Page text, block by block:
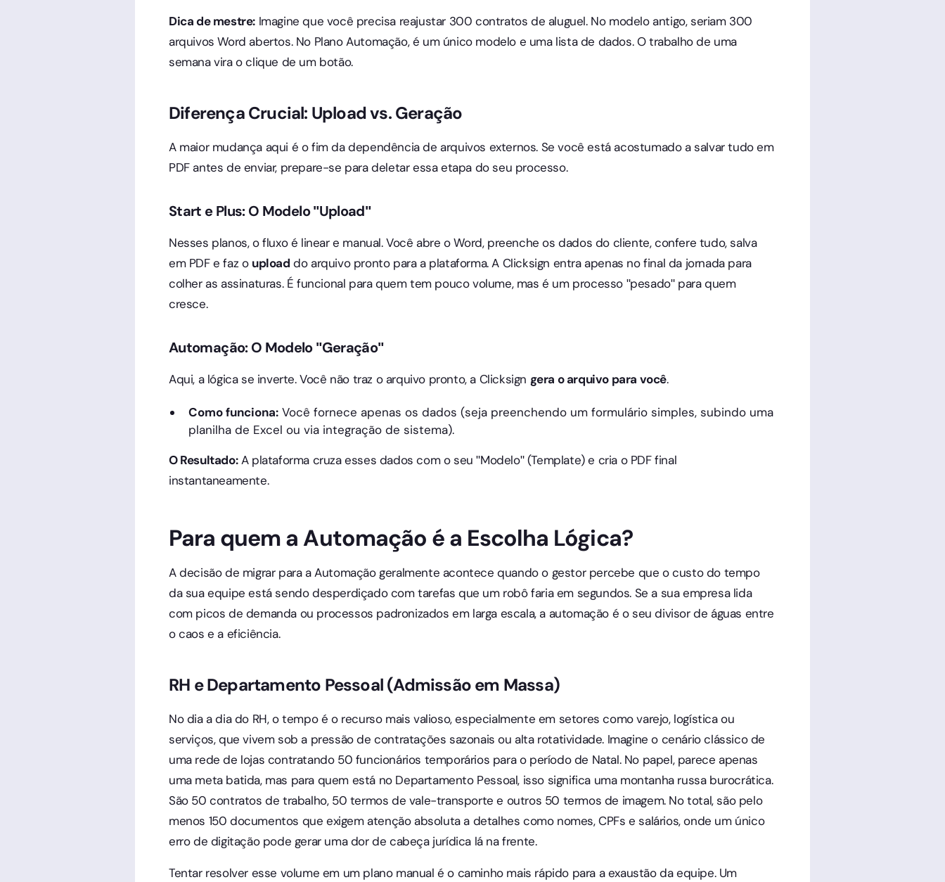
Dica de mestre: Imagine que você precisa reajustar 300 contratos de aluguel. No modelo antigo, seriam 300
arquivos Word abertos. No Plano Automação, é um único modelo e uma lista de dados. O trabalho de uma
semana vira o clique de um botão.
Diferença Crucial: Upload vs. Geração
A maior mudança aqui é o fim da dependência de arquivos externos. Se você está acostumado a salvar tudo em
PDF antes de enviar, prepare-se para deletar essa etapa do seu processo.
Start e Plus: O Modelo "Upload"
Nesses planos, o fluxo é linear e manual. Você abre o Word, preenche os dados do cliente, confere tudo, salva
em PDF e faz o upload do arquivo pronto para a plataforma. A Clicksign entra apenas no final da jornada para
colher as assinaturas. É funcional para quem tem pouco volume, mas é um processo "pesado" para quem
cresce.
Automação: O Modelo "Geração"
Aqui, a lógica se inverte. Você não traz o arquivo pronto, a Clicksign gera o arquivo para você.
Como funciona: Você fornece apenas os dados (seja preenchendo um formulário simples, subindo uma
planilha de Excel ou via integração de sistema).
O Resultado:A plataforma cruza esses dados com o seu "Modelo" (Template) e cria o PDF final
instantaneamente.
Para quem a Automação é a Escolha Lógica?
A decisão de migrar para a Automação geralmente acontece quando o gestor percebe que o custo do tempo
da sua equipe está sendo desperdiçado com tarefas que um robô faria em segundos. Se a sua empresa lida
com picos de demanda ou processos padronizados em larga escala, a automação é o seu divisor de águas entre
o caos e a eficiência.
RH e Departamento Pessoal (Admissão em Massa)
No dia a dia do RH, o tempo é o recurso mais valioso, especialmente em setores como varejo, logística ou
serviços, que vivem sob a pressão de contratações sazonais ou alta rotatividade. Imagine o cenário clássico de
uma rede de lojas contratando 50 funcionários temporários para o período de Natal. No papel, parece apenas
uma meta batida, mas para quem está no Departamento Pessoal, isso significa uma montanha russa burocrática.
São 50 contratos de trabalho, 50 termos de vale-transporte e outros 50 termos de imagem. No total, são pelo
menos 150 documentos que exigem atenção absoluta a detalhes como nomes, CPFs e salários, onde um único
erro de digitação pode gerar uma dor de cabeça jurídica lá na frente.
Tentar resolver esse volume em um plano manual é o caminho mais rápido para a exaustão da equipe. Um